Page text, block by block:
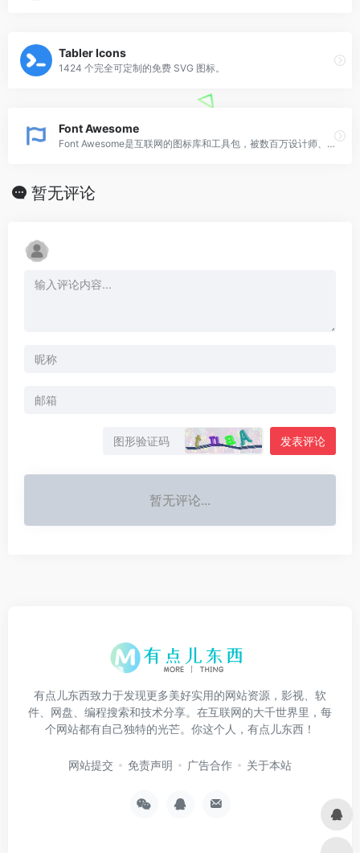
Tabler Icons
1424 个完全可定制的免费 SVG 图标。
Font Awesome
Font Awesome是互联网的图标库和工具包，被数百万设计师、开发人员和内容创建者使用。
暂无评论
发表评论
暂无评论...
有点儿东西致力于发现更多美好实用的网站资源，影视、软
件、网盘、编程搜索和技术分享。在互联网的大千世界里，每
个网站都有自己独特的光芒。你这个人，有点儿东西！
网站提交 免责声明 广告合作 关于本站